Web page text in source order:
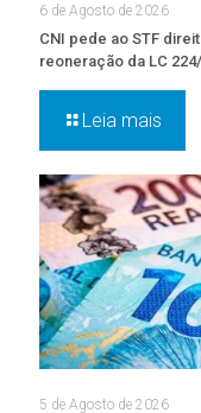
6 de Agosto de 2026
CNI pede ao STF
reoneração da LC
Leia mais
5 de Agosto de 2026